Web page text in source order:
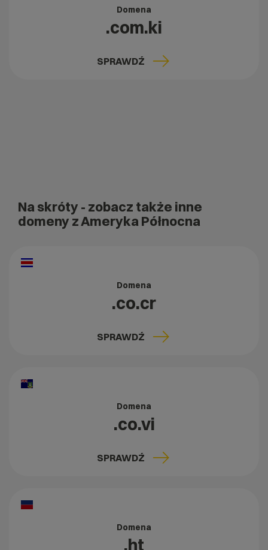
Domena
.com.ki
SPRAWDŹ
Na skróty - zobacz także inne
domeny z Ameryka Północna
Domena
.co.cr
SPRAWDŹ
Domena
.co.vi
SPRAWDŹ
Domena
.ht